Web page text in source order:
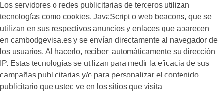
Los servidores o redes publicitarias de terceros utilizan
tecnologías como cookies, JavaScript o web beacons, que se
utilizan en sus respectivos anuncios y enlaces que aparecen
en cambodgevisa.es y se envían directamente al navegador de
los usuarios. Al hacerlo, reciben automáticamente su dirección
IP. Estas tecnologías se utilizan para medir la eficacia de sus
campañas publicitarias y/o para personalizar el contenido
publicitario que usted ve en los sitios que visita.